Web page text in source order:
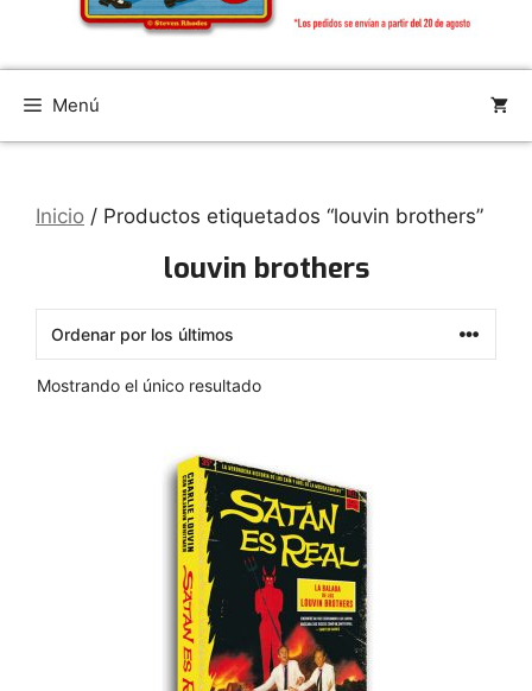
Menú
Inicio / Productos etiquetados “louvin brothers”
louvin brothers
Mostrando el único resultado